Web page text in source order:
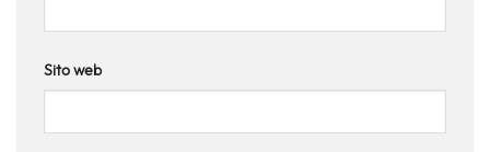
Sito web